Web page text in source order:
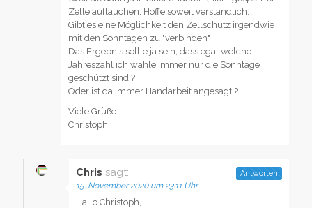
Zelle auftauchen. Hoffe soweit verständlich.
Gibt es eine Möglichkeit den Zellschutz irgendwie
mit den Sonntagen zu "verbinden"
Das Ergebnis sollte ja sein, dass egal welche
Jahreszahl ich wähle immer nur die Sonntage
geschützt sind ?
Oder ist da immer Handarbeit angesagt ?
Viele Grüße
Christoph
Chris sagt:
15. November 2020 um 23:11 Uhr
Hallo Christoph,
Antworten